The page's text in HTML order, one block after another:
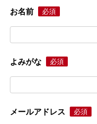
お名前 必須
よみがな 必須
メールアドレス 必須